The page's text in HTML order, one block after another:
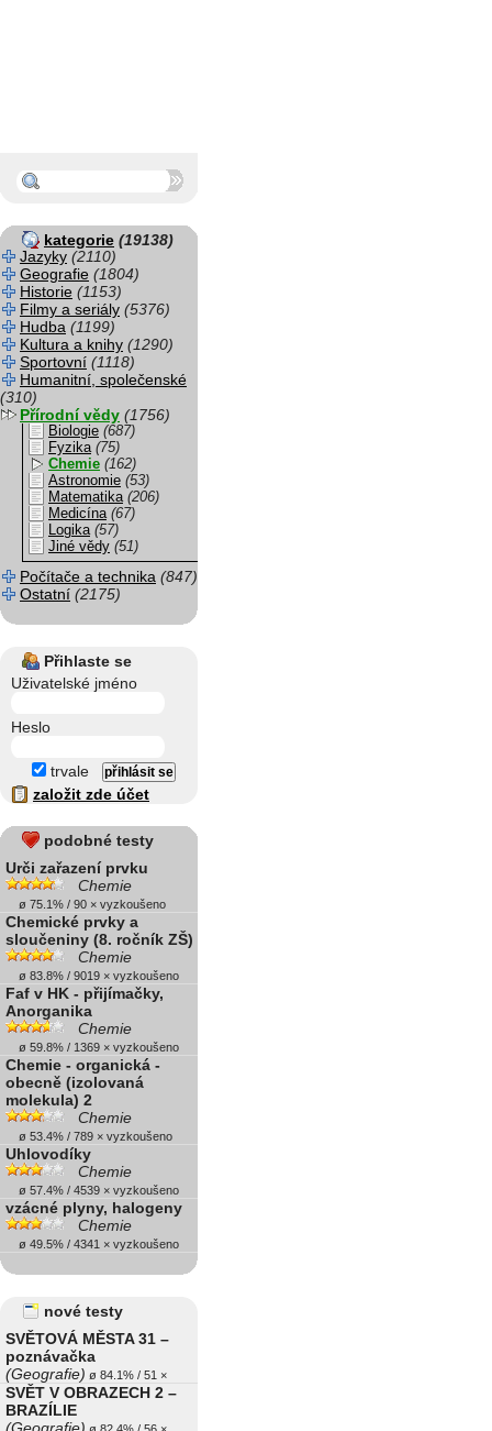
kategorie (19138)
Jazyky (2110)
Geografie (1804)
Historie (1153)
Filmy a seriály (5376)
Hudba (1199)
Kultura a knihy (1290)
Sportovní (1118)
Humanitní, společenské
(310)
Přírodní vědy (1756)
Biologie (687)
Fyzika (75)
Chemie (162)
Astronomie (53)
Matematika (206)
Medicína (67)
Logika (57)
Jiné vědy (51)
Počítače a technika (847)
Ostatní (2175)
Přihlaste se
Uživatelské jméno
Heslo
trvale
založit zde účet
podobné testy
Urči zařazení prvku
Chemie
ø 75.1% / 90 × vyzkoušeno
Chemické prvky a
sloučeniny (8. ročník ZŠ)
Chemie
ø 83.8% / 9019 × vyzkoušeno
Faf v HK - přijímačky,
Anorganika
Chemie
ø 59.8% / 1369 × vyzkoušeno
Chemie - organická -
obecně (izolovaná
molekula) 2
Chemie
ø 53.4% / 789 × vyzkoušeno
Uhlovodíky
Chemie
ø 57.4% / 4539 × vyzkoušeno
vzácné plyny, halogeny
Chemie
ø 49.5% / 4341 × vyzkoušeno
nové testy
SVĚTOVÁ MĚSTA 31 –
poznávačka
(Geografie) ø 84.1% / 51 ×
SVĚT V OBRAZECH 2 –
BRAZÍLIE